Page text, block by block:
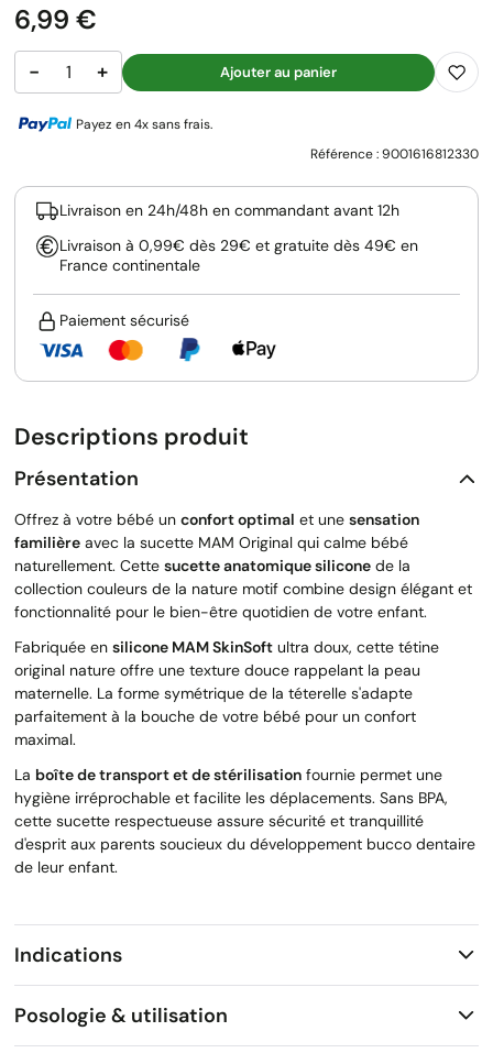
Prix
6,99 €
− + Ajouter au panier
Payez en 4x sans frais.
Référence :9001616812330
Livraison en 24h/48h en commandant avant 12h
Livraison à 0,99€ dès 29€ et gratuite dès 49€ en
France continentale
Paiement sécurisé
Descriptions produit
Présentation
Offrez à votre bébé un confort optimal et une sensation
familière avec la sucette MAM Original qui calme bébé
naturellement. Cette sucette anatomique silicone de la
collection couleurs de la nature motif combine design élégant et
fonctionnalité pour le bien-être quotidien de votre enfant.
Fabriquée en silicone MAM SkinSoft ultra doux, cette tétine
original nature offre une texture douce rappelant la peau
maternelle. La forme symétrique de la téterelle s'adapte
parfaitement à la bouche de votre bébé pour un confort
maximal.
La boîte de transport et de stérilisation fournie permet une
hygiène irréprochable et facilite les déplacements. Sans BPA,
cette sucette respectueuse assure sécurité et tranquillité
d'esprit aux parents soucieux du développement bucco dentaire
de leur enfant.
Indications
Posologie & utilisation